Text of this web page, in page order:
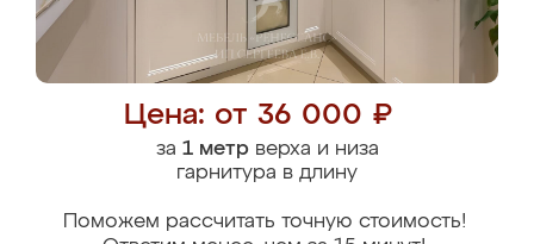
Цена: от 36 000 ₽
за 1 метрверха и низа
гарнитура в длину
Поможем рассчитать точную стоимость!